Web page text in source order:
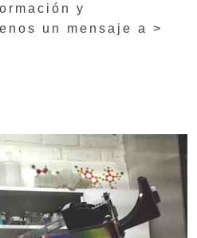
y
un mensaje a >